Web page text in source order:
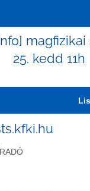
25. kedd 11h